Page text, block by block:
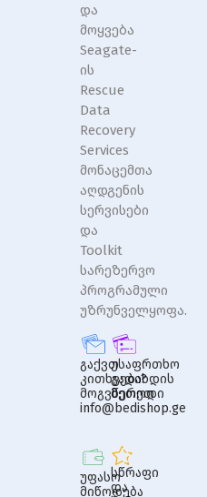
და
მოყვება
Seagate-
ის
Rescue
Data
Recovery
Services
მონაცემთა
აღდგენის
სერვისები
და
Toolkit
სარეზერვო
პროგრამული
უზრუნველყოფა.
გაქვთ
კითხვები?
მოგვწერეთ
info@bedishop.ge
უსაფრთხო
გადახდის
მეთოდი
უფასო
მიწოდება
სწრაფი
და